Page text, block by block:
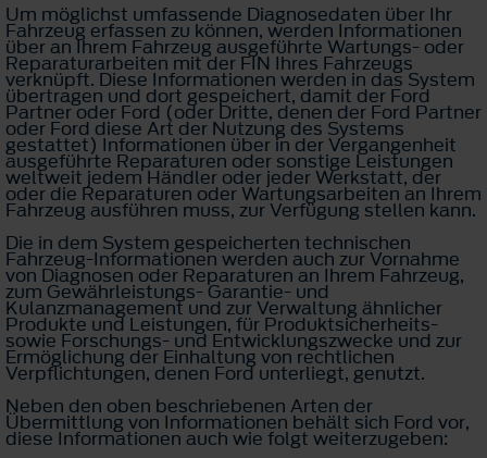
Um möglichst umfassende Diagnosedaten über Ihr
Fahrzeug erfassen zu können, werden Informationen
über an Ihrem Fahrzeug ausgeführte Wartungs- oder
Reparaturarbeiten mit der FIN Ihres Fahrzeugs
verknüpft. Diese Informationen werden in das System
übertragen und dort gespeichert, damit der Ford
Partner oder Ford (oder Dritte, denen der Ford Partner
oder Ford diese Art der Nutzung des Systems
gestattet) Informationen über in der Vergangenheit
ausgeführte Reparaturen oder sonstige Leistungen
weltweit jedem Händler oder jeder Werkstatt, der
oder die Reparaturen oder Wartungsarbeiten an Ihrem
Fahrzeug ausführen muss, zur Verfügung stellen kann.
Die in dem System gespeicherten technischen
Fahrzeug-Informationen werden auch zur Vornahme
von Diagnosen oder Reparaturen an Ihrem Fahrzeug,
zum Gewährleistungs- Garantie- und
Kulanzmanagement und zur Verwaltung ähnlicher
Produkte und Leistungen, für Produktsicherheits-
sowie Forschungs- und Entwicklungszwecke und zur
Ermöglichung der Einhaltung von rechtlichen
Verpflichtungen, denen Ford unterliegt, genutzt.
Neben den oben beschriebenen Arten der
Übermittlung von Informationen behält sich Ford vor,
diese Informationen auch wie folgt weiterzugeben: